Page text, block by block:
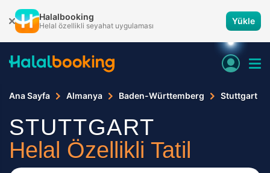
Halalbooking
Helal özellikli seyahat uygulaması Yükle
Ana Sayfa Almanya Baden-Württemberg Stuttgart
STUTTGART
Helal Özellikli Tatil